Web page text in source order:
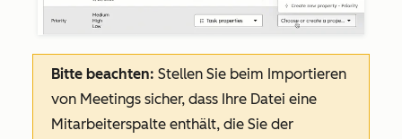
Bitte beachten: Stellen Sie beim Importieren
von Meetings sicher, dass Ihre Datei eine
Mitarbeiterspalte enthält, die Sie der